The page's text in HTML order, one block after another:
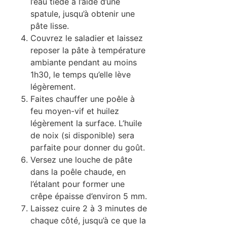
spatule, jusqu’à obtenir une
pâte lisse.
Couvrez le saladier et laissez
reposer la pâte à température
ambiante pendant au moins
1h30, le temps qu’elle lève
légèrement.
Faites chauffer une poêle à
feu moyen-vif et huilez
légèrement la surface. L’huile
de noix (si disponible) sera
parfaite pour donner du goût.
Versez une louche de pâte
dans la poêle chaude, en
l’étalant pour former une
crêpe épaisse d’environ 5 mm.
Laissez cuire 2 à 3 minutes de
chaque côté, jusqu’à ce que la